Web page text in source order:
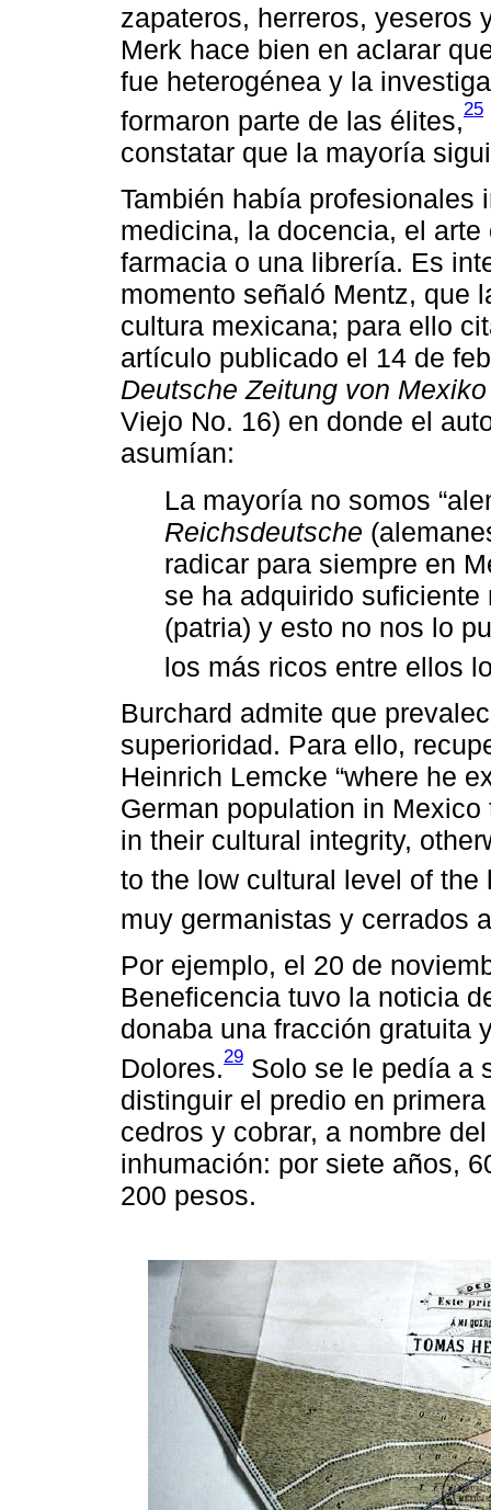
zapateros, herreros, yeseros
Merk hace bien en aclarar
fue heterogénea y la
formaron parte de las élites,25
constatar que la mayoría
También había profesionales
medicina, la docencia, el
farmacia o una librería. Es
momento señaló Mentz, que
cultura mexicana; para ello
artículo publicado el 14 de
Deutsche Zeitung von
Viejo No. 16) en donde el
asumían:
La mayoría no somos
Reichsdeutsche
radicar para siempre en
se ha adquirido
(patria) y esto no nos lo
los más ricos entre ellos
Burchard admite que
superioridad. Para ello,
Heinrich Lemcke “where he
German population in
in their cultural integrity,
to the low cultural level of the
muy germanistas y cerrados
Por ejemplo, el 20 de
Beneficencia tuvo la noticia
donaba una fracción gratuita
Dolores.29 Solo se le pedía a
distinguir el predio en
cedros y cobrar, a nombre
inhumación: por siete años,
200 pesos.